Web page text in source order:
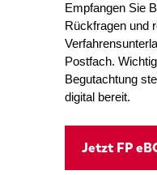
Empfangen Sie
Rückfragen und
Postfach.
Begutachtung
digital bereit.
Jetzt FP